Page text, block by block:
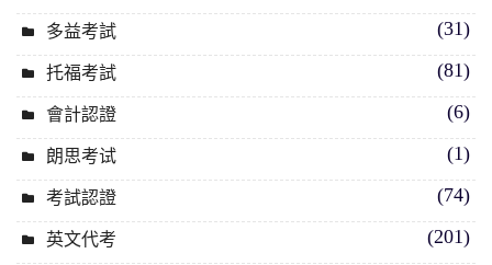
多益考試 (31)
托福考試 (81)
會計認證 (6)
朗思考试 (1)
考試認證 (74)
英文代考 (201)